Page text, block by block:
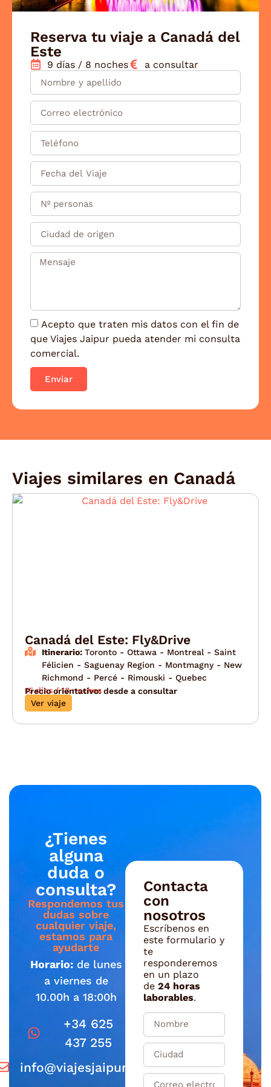
Reserva tu viaje a Canadá del
Este
9 días / 8 noches a consultar
Acepto que traten mis datos con el fin de
que Viajes Jaipur pueda atender mi consulta
comercial.
Enviar
Viajes similares en Canadá
Canadá del Este: Fly&Drive
Itinerario: Toronto - Ottawa - Montreal - Saint
Félicien - Saguenay Region - Montmagny - New
Richmond - Percé - Rimouski - Quebec
15 días / 13 noches
Precio orientativo: desde a consultar
Ver viaje
¿Tienes
alguna
duda o
consulta?
Respondemos tus
dudas sobre
cualquier viaje,
estamos para
ayudarte
Horario:de lunes
a viernes de
10.00h a 18:00h
+34 625
437 255
info@viajesjaipur.com
Contacta
con
nosotros
Escríbenos en
este formulario y
te
responderemos
en un plazo
de 24 horas
laborables.